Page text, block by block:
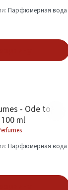
Парфюмерная вода
- Ode to
ml
Парфюмерная вода